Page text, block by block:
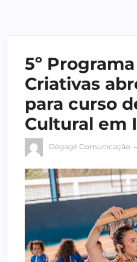
5º
Criativas
para curso
Cultural em
Dégagé Comunicação